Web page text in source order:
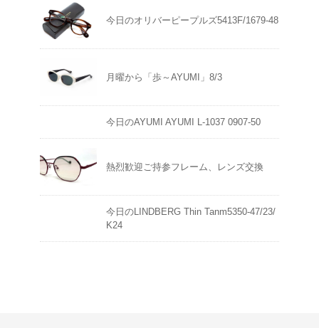
今日のオリバーピープルズ5413F/1679-48
月曜から「歩～AYUMI」8/3
今日のAYUMI AYUMI L-1037 0907-50
熱烈歓迎ご持参フレーム、レンズ交換
今日のLINDBERG Thin Tanm5350-47/23/
K24